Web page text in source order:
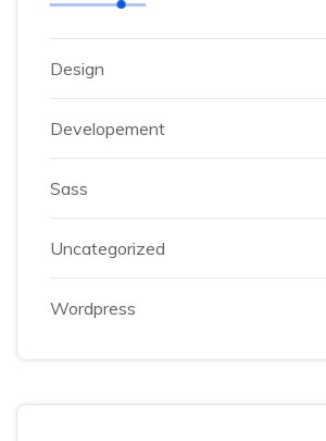
Design
Developement
Sass
Uncategorized
Wordpress